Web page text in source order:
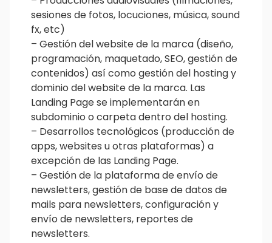
sesiones de fotos, locuciones, música, sound
fx, etc)
– Gestión del website de la marca (diseño,
programación, maquetado, SEO, gestión de
contenidos) así como gestión del hosting y
dominio del website de la marca. Las
Landing Page se implementarán en
subdominio o carpeta dentro del hosting.
– Desarrollos tecnológicos (producción de
apps, websites u otras plataformas) a
excepción de las Landing Page.
– Gestión de la plataforma de envío de
newsletters, gestión de base de datos de
mails para newsletters, configuración y
envío de newsletters, reportes de
newsletters.